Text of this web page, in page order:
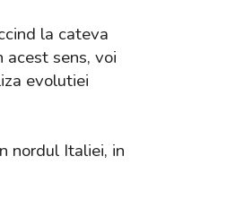
la cateva
sens, voi
evolutiei
nordul Italiei, in